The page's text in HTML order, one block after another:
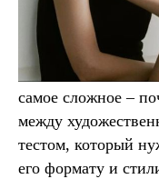
самое сложное –
между
тестом, который
его формату и